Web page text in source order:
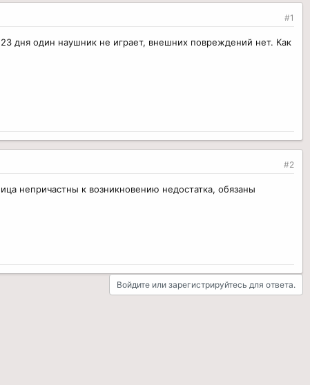
#1
дня один наушник не играет, внешних повреждений нет. Как
#2
непричастны к возникновению недостатка, обязаны
Войдите или зарегистрируйтесь для ответа.